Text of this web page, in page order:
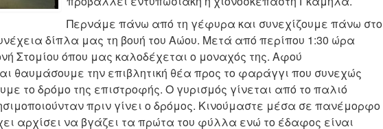
Περνάμε πάνω από τη γέφυρα και συνεχίζουμε πάνω στο
δίπλα μας τη βουή του Αώου. Μετά από περίπου 1:30 ώρα
Στομίου όπου μας καλοδέχεται ο μοναχός της. Αφού
θαυμάσουμε την επιβλητική θέα προς το φαράγγι που συνεχώς
το δρόμο της επιστροφής. Ο γυρισμός γίνεται από το παλιό
πριν γίνει ο δρόμος. Κινούμαστε μέσα σε πανέμορφο
αρχίσει να βγάζει τα πρώτα του φύλλα ενώ το έδαφος είναι